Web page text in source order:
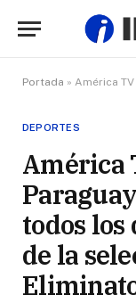
Portada » América TV Perú vs
DEPORTES
América
todos
de la